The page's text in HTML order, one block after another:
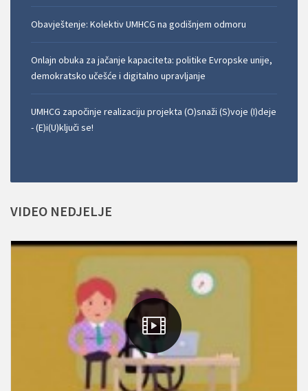
Obavještenje: Kolektiv UMHCG na godišnjem odmoru
Onlajn obuka za jačanje kapaciteta: politike Evropske unije,
demokratsko učešće i digitalno upravljanje
UMHCG započinje realizaciju projekta (O)snaži (S)voje (I)deje
- (E)i(U)ključi se!
VIDEO NEDJELJE